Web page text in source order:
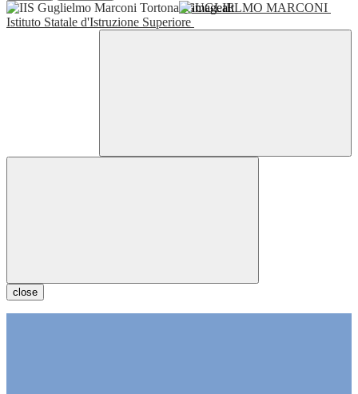
GUGLIELMO MARCONI
Istituto Statale d'Istruzione Superiore
close